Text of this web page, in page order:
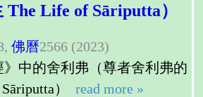
Life of Sāriputta）
佛曆2566 (2023)
中的舍利弗（尊者舍利弗的
）
read more »